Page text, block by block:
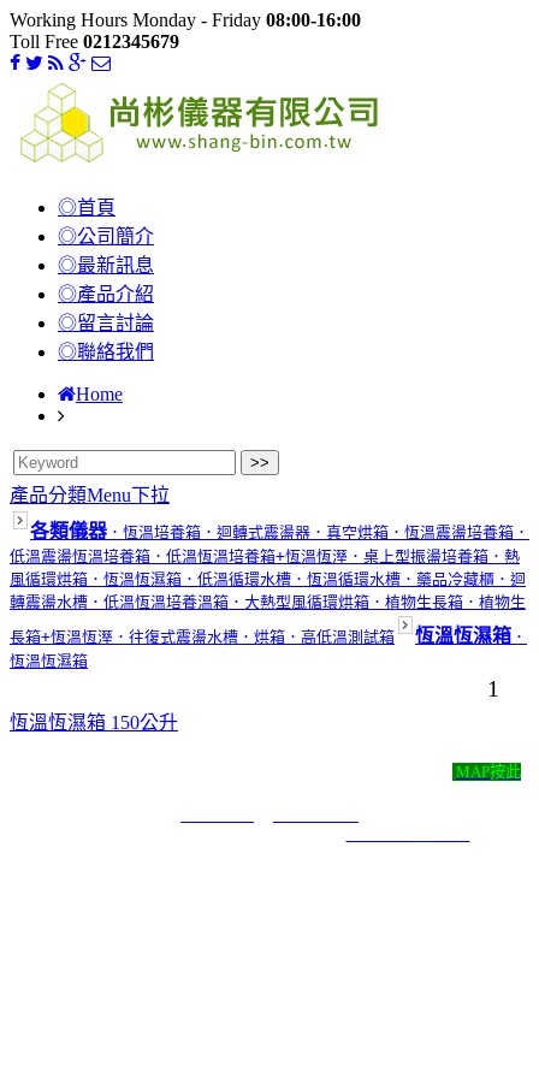
Working Hours Monday - Friday 08:00-16:00
Toll Free 0212345679
◎首頁
◎公司簡介
◎最新訊息
◎產品介紹
◎留言討論
◎聯絡我們
Home
產品分類Menu下拉
各類儀器 ．恆溫培養箱 ．迴轉式震盪器 ．真空烘箱 ．恆溫震盪培養箱 ．
低溫震盪恆溫培養箱 ．低溫恆溫培養箱+恆溫恆溼 ．桌上型振盪培養箱 ．熱
風循環烘箱 ．恆溫恆濕箱 ．低溫循環水槽 ．恆溫循環水槽 ．藥品冷藏櫃 ．迴
轉震盪水槽 ．低溫恆溫培養溫箱 ．大熱型風循環烘箱 ．植物生長箱 ．植物生
長箱+恆溫恆溼 ．往復式震盪水槽 ．烘箱 ．高低溫測試箱 恆溫恆濕箱 ．
恆溫恆濕箱
1
恆溫恆濕箱 150公升
MAP按此